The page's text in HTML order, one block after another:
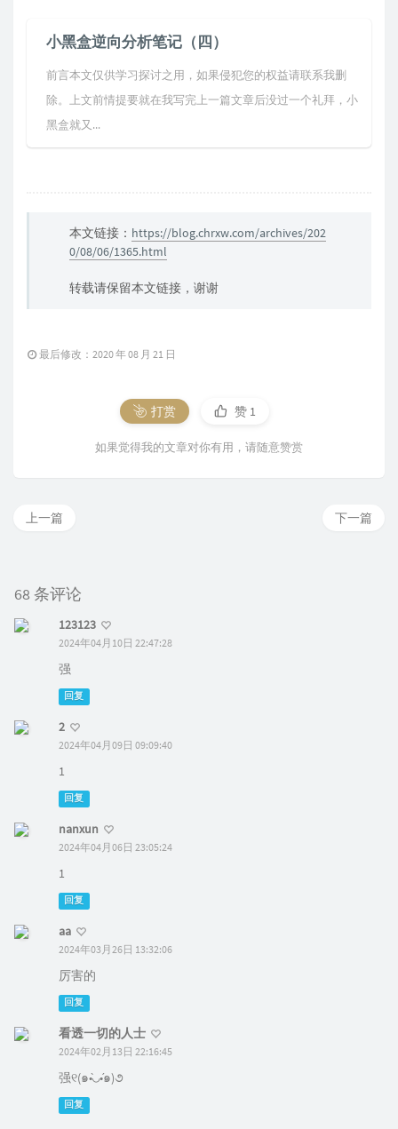
小黑盒逆向分析笔记（四）
前言本文仅供学习探讨之用，如果侵犯您的权益请联系我删
除。上文前情提要就在我写完上一篇文章后没过一个礼拜，小
黑盒就又...
本文链接： https://blog.chrxw.com/archives/202
0/08/06/1365.html
转载请保留本文链接，谢谢
最后修改：2020 年 08 月 21 日
打赏 赞 1
如果觉得我的文章对你有用，请随意赞赏
下一篇
上一篇
68 条评论
123123
2024年04月10日 22:47:28
强
回复
2
2024年04月09日 09:09:40
1
回复
nanxun
2024年04月06日 23:05:24
1
回复
aa
2024年03月26日 13:32:06
厉害的
回复
看透一切的人士
2024年02月13日 22:16:45
强୧(๑•̀◡•́๑)૭
回复